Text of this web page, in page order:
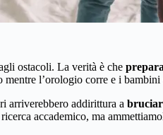
ostacoli. La verità è che
l’orologio corre e i
arriverebbero addirittura a
accademico, ma